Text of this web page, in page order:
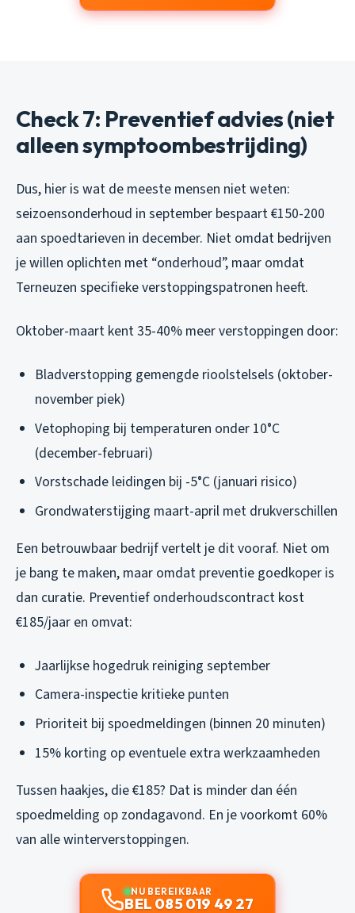
Check 7: Preventief advies (niet
alleen symptoombestrijding)
Dus, hier is wat de meeste mensen niet weten:
seizoensonderhoud in september bespaart €150-200
aan spoedtarieven in december. Niet omdat bedrijven
je willen oplichten met “onderhoud”, maar omdat
Terneuzen specifieke verstoppingspatronen heeft.
Oktober-maart kent 35-40% meer verstoppingen door:
Bladverstopping gemengde rioolstelsels (oktober-
november piek)
Vetophoping bij temperaturen onder 10°C
(december-februari)
Vorstschade leidingen bij -5°C (januari risico)
Grondwaterstijging maart-april met drukverschillen
Een betrouwbaar bedrijf vertelt je dit vooraf. Niet om
je bang te maken, maar omdat preventie goedkoper is
dan curatie. Preventief onderhoudscontract kost
€185/jaar en omvat:
Jaarlijkse hogedruk reiniging september
Camera-inspectie kritieke punten
Prioriteit bij spoedmeldingen (binnen 20 minuten)
15% korting op eventuele extra werkzaamheden
Tussen haakjes, die €185? Dat is minder dan één
spoedmelding op zondagavond. En je voorkomt 60%
van alle winterverstoppingen.
NU BEREIKBAAR
BEL 085 019 49 27